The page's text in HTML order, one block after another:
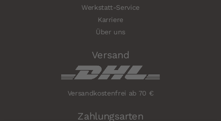
Werkstatt-Service
Karriere
Über uns
Versand
Versandkostenfrei ab 70 €
Zahlungsarten